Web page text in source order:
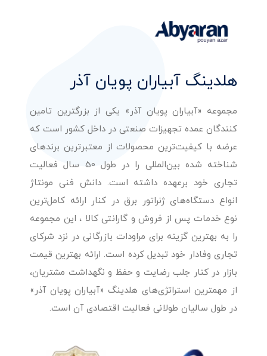
هلدینگ آبیاران پویان آذر
مجموعه «آبیاران پویان آذر» یکی از بزرگترین تامین
کنندگان عمده تجهیزات صنعتی در داخل کشور است که
عرضه با کیفیت‌ترین محصولات از معتبرترین برندهای
شناخته شده بین‌المللی را در طول 50 سال فعالیت
تجاری خود برعهده داشته است. دانش فنی مونتاژ
انواع دستگاه‌های ژنراتور برق در کنار ارائه کامل‌ترین
نوع خدمات پس از فروش و گارانتی کالا ، این مجموعه
را به بهترین گزینه برای مراودات بازرگانی در نزد شرکای
تجاری وفادار خود تبدیل کرده است. ارائه بهترین قیمت
بازار در کنار جلب رضایت و حفظ و نگهداشت مشتریان،
از مهمترین استراتژی‌های هلدینگ «آبیاران پویان آذر»
در طول سالیان طولانی فعالیت اقتصادی آن است.